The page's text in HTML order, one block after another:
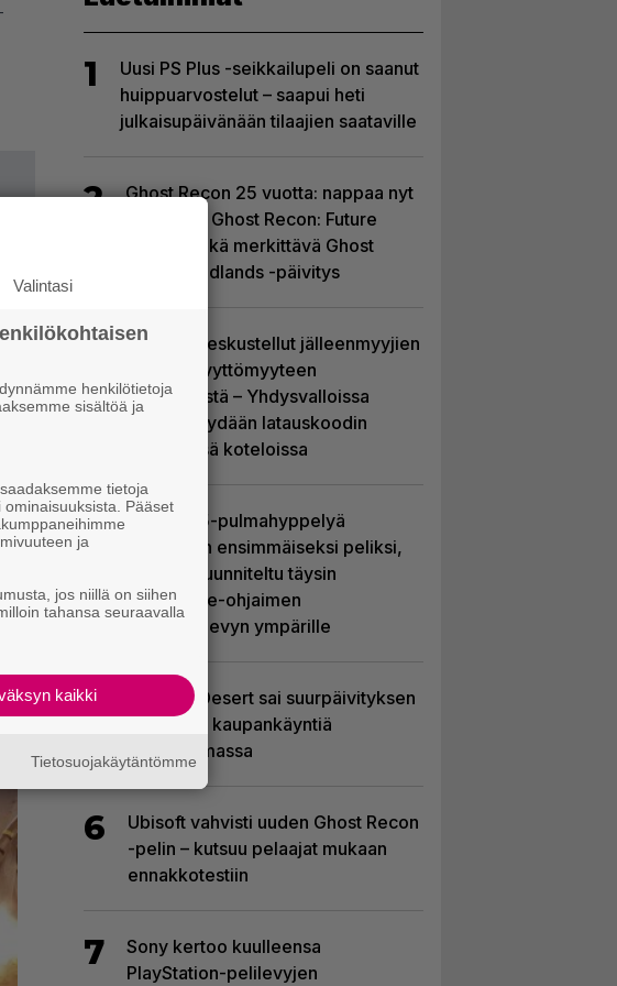
1
Uusi PS Plus -seikkailupeli on saanut
huippuarvostelut – saapui heti
julkaisupäivänään tilaajien saataville
2
Ghost Recon 25 vuotta: nappaa nyt
ilmaiseksi Ghost Recon: Future
Soldier sekä merkittävä Ghost
Recon Wildlands -päivitys
3
Sony on keskustellut jälleenmyyjien
kanssa levyttömyyteen
siirtymisestä – Yhdysvalloissa
pelejä myydään latauskoodin
sisältävissä koteloissa
4
Uutta PS5-pulmahyppelyä
kuvaillaan ensimmäiseksi peliksi,
joka on suunniteltu täysin
DualSense-ohjaimen
kosketuslevyn ympärille
5
Crimson Desert sai suurpäivityksen
– uudistaa kaupankäyntiä
pelimaailmassa
6
Ubisoft vahvisti uuden Ghost Recon
-pelin – kutsuu pelaajat mukaan
ennakkotestiin
7
Sony kertoo kuulleensa
PlayStation-pelilevyjen
Valintasi
henkilötietoja
sisältöä ja
tietoja
Pääset
ja
jos niillä on siihen
tahansa seuraavalla
kaikki
Tietosuojakäytäntömme